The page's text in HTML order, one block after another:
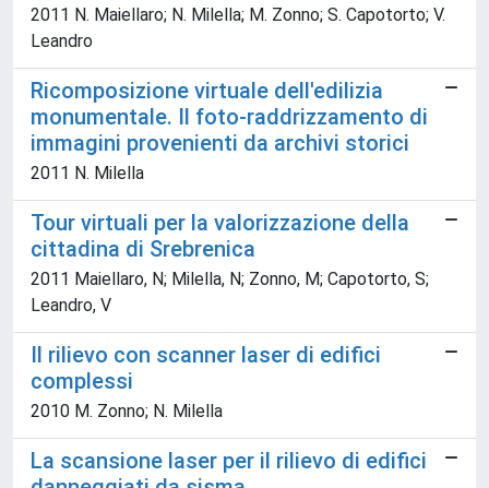
2011 N. Maiellaro; N. Milella; M. Zonno; S. Capotorto; V.
Leandro
Ricomposizione virtuale dell'edilizia
monumentale. Il foto-raddrizzamento di
immagini provenienti da archivi storici
2011 N. Milella
Tour virtuali per la valorizzazione della
cittadina di Srebrenica
2011 Maiellaro, N; Milella, N; Zonno, M; Capotorto, S;
Leandro, V
Il rilievo con scanner laser di edifici
complessi
2010 M. Zonno; N. Milella
La scansione laser per il rilievo di edifici